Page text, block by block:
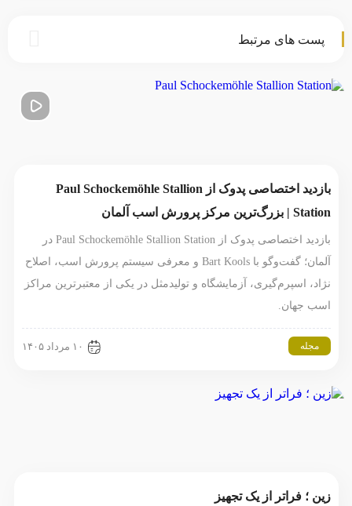
پست های مرتبط
بازدید اختصاصی پدوک از Paul Schockemöhle Stallion
Station | بزرگ‌ترین مرکز پرورش اسب آلمان
بازدید اختصاصی پدوک از Paul Schockemöhle Stallion Station در
آلمان؛ گفت‌وگو با Bart Kools و معرفی سیستم پرورش اسب، اصلاح
نژاد، اسپرم‌گیری، آزمایشگاه و تولیدمثل در یکی از معتبرترین مراکز
اسب جهان.
مجله ۱۰ مرداد ۱۴۰۵
زین ؛ فراتر از یک تجهیز